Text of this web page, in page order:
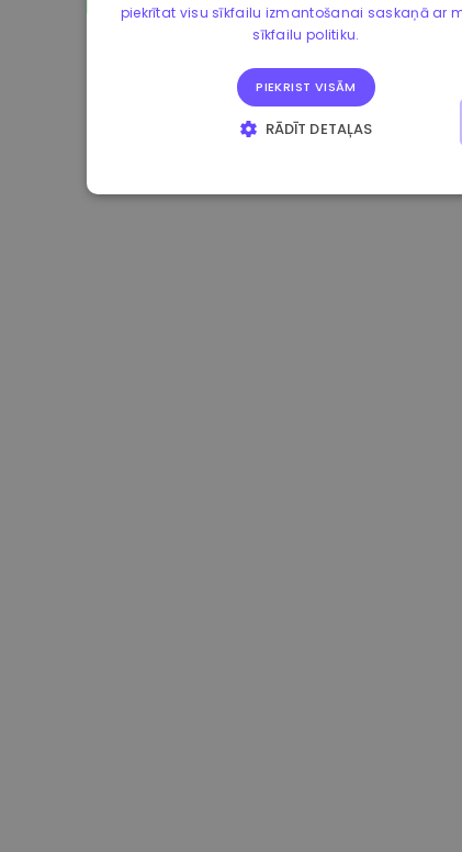
-3.00%
piekrītat visu sīkfailu izmantošanai saskaņā ar
sīkfailu politiku.
PIEKRIST VISĀM
RĀDĪT DETAĻAS